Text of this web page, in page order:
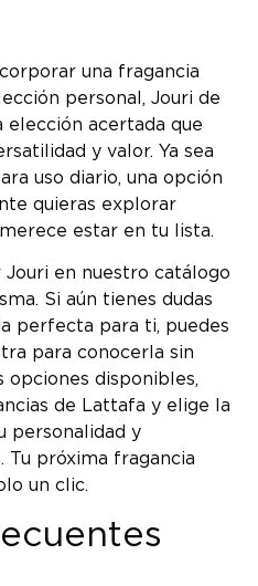
una fragancia
personal, Jouri de
elección acertada que
y valor. Ya sea
uso diario, una opción
quieras explorar
estar en tu lista.
en nuestro catálogo
Si aún tienes dudas
perfecta para ti, puedes
para conocerla sin
opciones disponibles,
de Lattafa y elige la
personalidad y
Tu próxima fragancia
un clic.